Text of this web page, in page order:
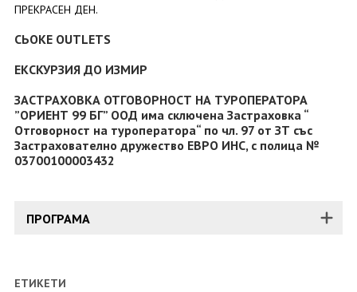
ПРЕКРАСЕН ДЕН.
СЬOKE OUTLETS
ЕКСКУРЗИЯ ДО ИЗМИР
ЗАСТРАХОВКА ОТГОВОРНОСТ НА ТУРОПЕРАТОРА
”ОРИЕНТ 99 БГ” ООД има сключена Застраховка “
Отговорност на туроператора“ по чл. 97 от ЗТ със
Застрахователно дружество ЕВРО ИНС, с полица №
03700100003432
ПРОГРАМА
ЕТИКЕТИ